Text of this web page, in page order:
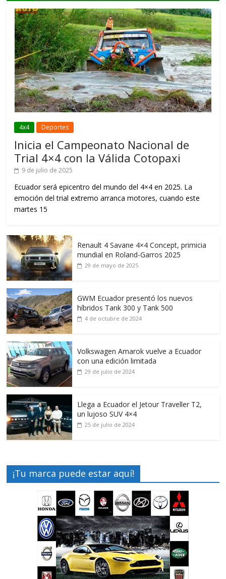
4x4 Deportes
Inicia el Campeonato Nacional de
Trial 4×4 con la Válida Cotopaxi
9 de julio de 2025
Ecuador será epicentro del mundo del 4×4 en 2025. La
emoción del trial extremo arranca motores, cuando este
martes 15
Renault 4 Savane 4×4 Concept, primicia
mundial en Roland-Garros 2025
29 de mayo de 2025
GWM Ecuador presentó los nuevos
híbridos Tank 300 y Tank 500
4 de octubre de 2024
Volkswagen Amarok vuelve a Ecuador
con una edición limitada
29 de julio de 2024
Llega a Ecuador el Jetour Traveller T2,
un lujoso SUV 4×4
25 de julio de 2024
¡Tu marca puede estar aquí!